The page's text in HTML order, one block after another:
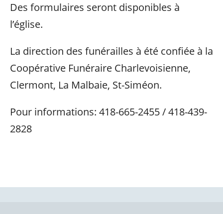
Des formulaires seront disponibles à
l’église.
La direction des funérailles à été confiée à la
Coopérative Funéraire Charlevoisienne,
Clermont, La Malbaie, St-Siméon.
Pour informations: 418-665-2455 / 418-439-
2828